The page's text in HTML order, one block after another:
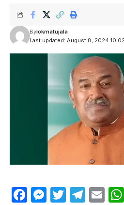
Last updated: August 8, 2024
Bylokmatujala
Facebook
Twitter